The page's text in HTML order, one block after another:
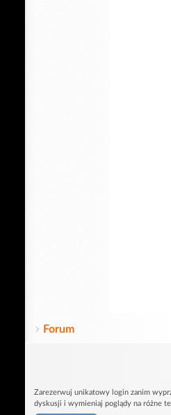
Forum
Zarezerwuj unikatowy login zanim
dyskusji i wymieniaj poglądy na różne